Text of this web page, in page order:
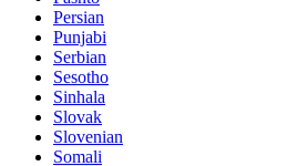
Persian
Punjabi
Serbian
Sesotho
Sinhala
Slovak
Slovenian
Somali